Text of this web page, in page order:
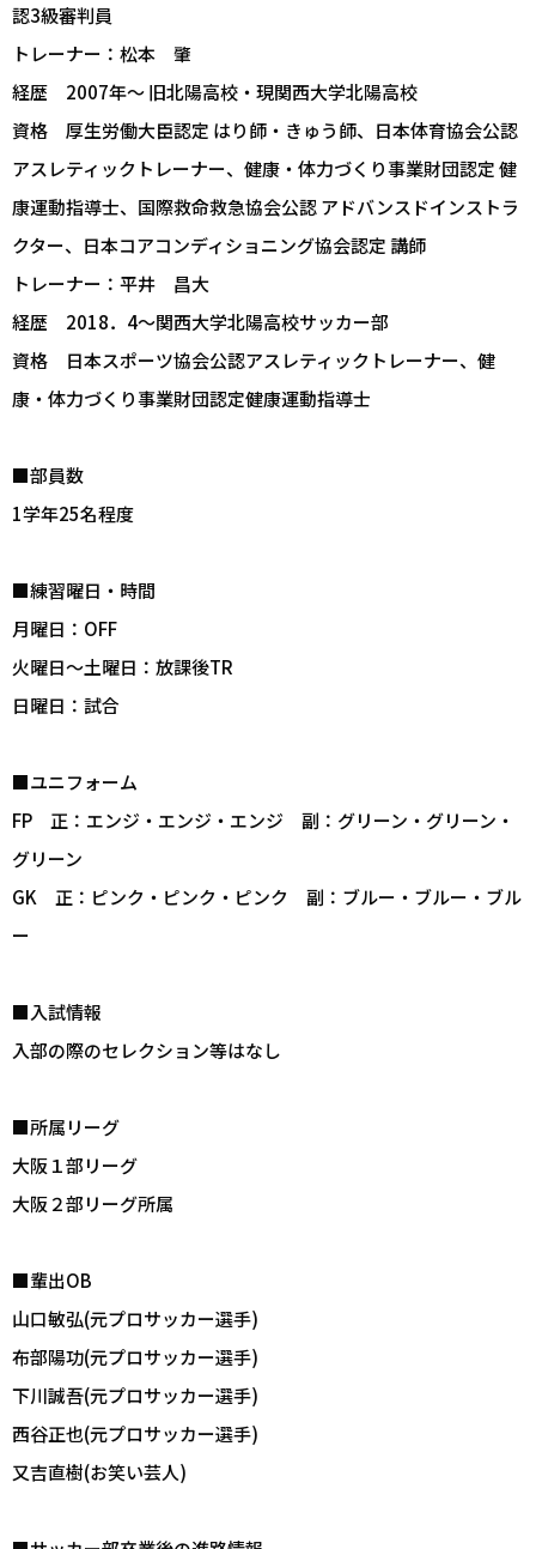
認3級審判員
トレーナー：松本 肇
経歴 2007年～ 旧北陽高校・現関西大学北陽高校
資格 厚生労働大臣認定 はり師・きゅう師、日本体育協会公認
アスレティックトレーナー、健康・体力づくり事業財団認定 健
康運動指導士、国際救命救急協会公認 アドバンスドインストラ
クター、日本コアコンディショニング協会認定 講師
トレーナー：平井 昌大
経歴 2018．4～関西大学北陽高校サッカー部
資格 日本スポーツ協会公認アスレティックトレーナー、健
康・体力づくり事業財団認定健康運動指導士
■部員数
1学年25名程度
■練習曜日・時間
月曜日：OFF
火曜日～土曜日：放課後TR
日曜日：試合
■ユニフォーム
FP 正：エンジ・エンジ・エンジ 副：グリーン・グリーン・
グリーン
GK 正：ピンク・ピンク・ピンク 副：ブルー・ブルー・ブル
ー
■入試情報
入部の際のセレクション等はなし
■所属リーグ
大阪１部リーグ
大阪２部リーグ所属
■輩出OB
山口敏弘(元プロサッカー選手)
布部陽功(元プロサッカー選手)
下川誠吾(元プロサッカー選手)
西谷正也(元プロサッカー選手)
又吉直樹(お笑い芸人)